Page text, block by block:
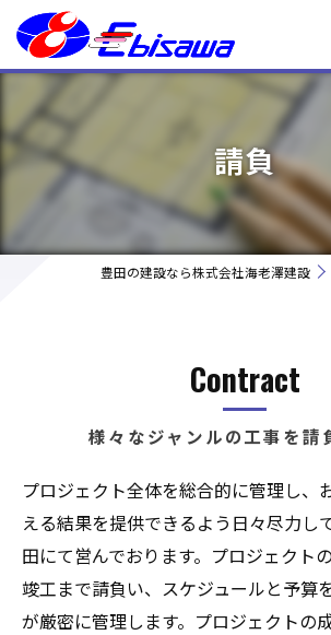
請負
豊田の建設なら株式会社海老澤建設
様々なジャンルの工事を請
Contract
プロジェクト全体を総合的に管理し、
える結果を提供できるよう日々尽力し
田にて営んでおります。プロジェクト
竣工まで請負い、スケジュールと予算
が厳密に管理します。プロジェクトの